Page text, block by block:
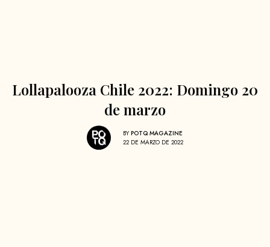
Lollapalooza Chile 2022: Domingo 20
de marzo
BY POTQ MAGAZINE
22 DE MARZO DE 2022